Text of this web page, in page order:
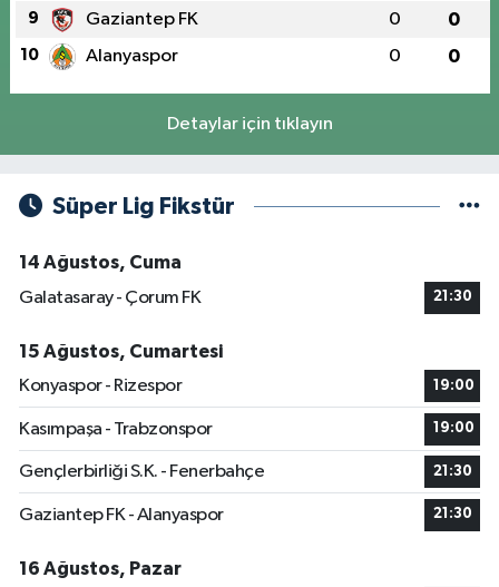
9 Gaziantep FK 0 0
10 Alanyaspor 0 0
Detaylar için tıklayın
Süper Lig Fikstür
14 Ağustos, Cuma
Galatasaray - Çorum FK
21:30
15 Ağustos, Cumartesi
Konyaspor - Rizespor
19:00
Kasımpaşa - Trabzonspor 19:00
Gençlerbirliği S.K. - Fenerbahçe 21:30
Gaziantep FK - Alanyaspor 21:30
16 Ağustos, Pazar